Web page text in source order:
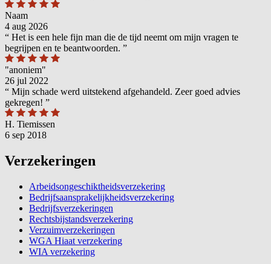
Naam
4 aug 2026
“ Het is een hele fijn man die de tijd neemt om mijn vragen te
begrijpen en te beantwoorden. ”
"anoniem"
26 jul 2022
“ Mijn schade werd uitstekend afgehandeld. Zeer goed advies
gekregen! ”
H. Tiemissen
6 sep 2018
Verzekeringen
Arbeidsongeschiktheidsverzekering
Bedrijfsaansprakelijkheidsverzekering
Bedrijfsverzekeringen
Rechtsbijstandsverzekering
Verzuimverzekeringen
WGA Hiaat verzekering
WIA verzekering